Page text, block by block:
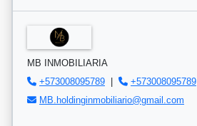
MB INMOBILIARIA
+573008095789 |
+573008095789
MB.holdinginmobiliario@gmail.com